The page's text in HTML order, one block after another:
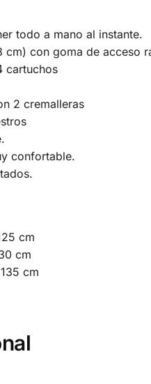
todo a mano al instante.
cm) con goma de acceso
cartuchos
2 cremalleras
confortable.
cm
cm
cm